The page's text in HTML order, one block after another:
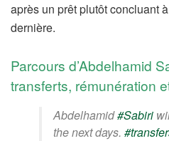
après un prêt plutôt concluant
dernière.
Parcours d’Abdelhamid
transferts, rémunération
Abdelhamid#Sabiri
the next days.